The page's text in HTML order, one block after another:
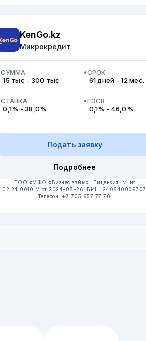
KenGo.kz
Микрокредит
СУММА
15 тыс - 300 тыс
СРОК
61 дней - 12 мес.
СТАВКА
0,1% - 38,0%
ГЭСВ
0,1% - 46,0%
Подать заявку
Подробнее
ТОО «МФО «Бизнес займ».
Лицензия: № №
02.24.0010.М от 2024-08-26. БИН: 240640009707.
Телефон: +7 705 957 77 70.